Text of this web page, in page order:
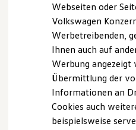
Volkswagen R und R
R-Modelle
R Experience
Driving Experience
Volkswagen
Factory visit
Lifestyle Shop
T-Roc
Golf Kollektion
ID. Kollektion
Webseiten oder
Volkswagen
Werbetreibenden,
Ihnen auch auf
Werbung angezeigt
Übermittlung der
Informationen an
Cookies auch
beispielsweise